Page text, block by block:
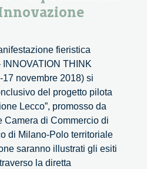
fieristica
INNOVATION THINK
17 novembre 2018) si
del progetto pilota
Lecco”, promosso da
Camera di Commercio di
di Milano-Polo territoriale
saranno illustrati gli esiti
la diretta